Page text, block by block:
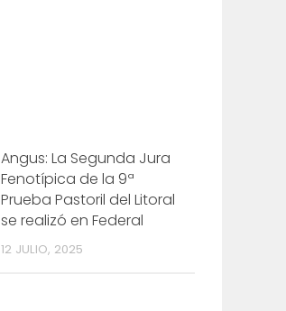
Angus: La Segunda Jura
Fenotípica de la 9ª
Prueba Pastoril del Litoral
se realizó en Federal
12 JULIO, 2025